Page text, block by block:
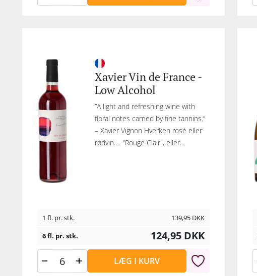
Xavier Vin de France -
Low Alcohol
”A light and refreshing wine with
floral notes carried by fine tannins.”
– Xavier Vignon Hverken rosé eller
rødvin…. "Rouge Clair", eller...
1 fl. pr. stk. 139,95 DKK
6 fl. pr. stk.
124,95 DKK
LÆG I KURV